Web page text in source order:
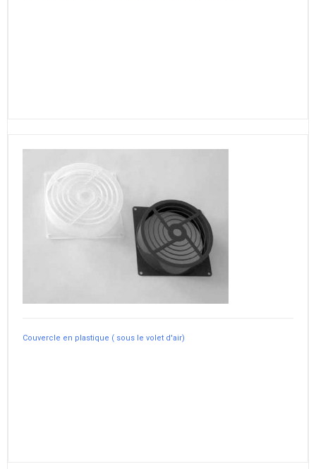
Couvercle en plastique ( sous le volet d'air)